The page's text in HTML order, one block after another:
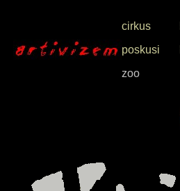
cirkus
poskusi
zoo